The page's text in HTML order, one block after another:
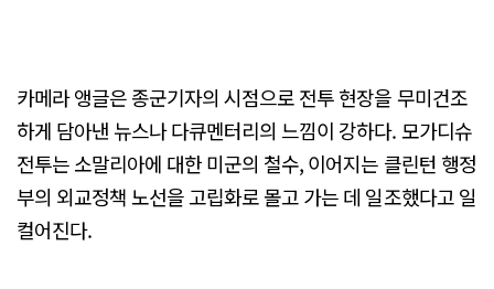
카메라 앵글은 종군기자의 시점으로 전투 현장을 무미건조
하게 담아낸 뉴스나 다큐멘터리의 느낌이 강하다. 모가디슈
전투는 소말리아에 대한 미군의 철수, 이어지는 클린턴 행정
부의 외교정책 노선을 고립화로 몰고 가는 데 일조했다고 일
컬어진다.